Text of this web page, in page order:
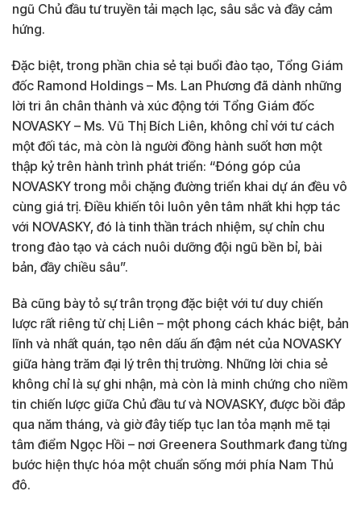
ngũ Chủ đầu tư truyền tải mạch lạc, sâu sắc và đầy cảm
hứng.
Đặc biệt, trong phần chia sẻ tại buổi đào tạo, Tổng Giám
đốc Ramond Holdings – Ms. Lan Phương đã dành những
lời tri ân chân thành và xúc động tới Tổng Giám đốc
NOVASKY – Ms. Vũ Thị Bích Liên, không chỉ với tư cách
một đối tác, mà còn là người đồng hành suốt hơn một
thập kỷ trên hành trình phát triển: “Đóng góp của
NOVASKY trong mỗi chặng đường triển khai dự án đều vô
cùng giá trị. Điều khiến tôi luôn yên tâm nhất khi hợp tác
với NOVASKY, đó là tinh thần trách nhiệm, sự chỉn chu
trong đào tạo và cách nuôi dưỡng đội ngũ bền bỉ, bài
bản, đầy chiều sâu”.
Bà cũng bày tỏ sự trân trọng đặc biệt với tư duy chiến
lược rất riêng từ chị Liên – một phong cách khác biệt, bản
lĩnh và nhất quán, tạo nên dấu ấn đậm nét của NOVASKY
giữa hàng trăm đại lý trên thị trường. Những lời chia sẻ
không chỉ là sự ghi nhận, mà còn là minh chứng cho niềm
tin chiến lược giữa Chủ đầu tư và NOVASKY, được bồi đắp
qua năm tháng, và giờ đây tiếp tục lan tỏa mạnh mẽ tại
tâm điểm Ngọc Hồi – nơi Greenera Southmark đang từng
bước hiện thực hóa một chuẩn sống mới phía Nam Thủ
đô.